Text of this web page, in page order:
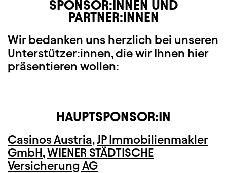
SPONSOR:INNEN UND
PARTNER:INNEN
Wir bedanken uns herzlich bei unseren
Unterstützer:innen, die wir Ihnen hier
präsentieren wollen:
HAUPTSPONSOR:IN
Casinos Austria,JP Immobilienmakler
GmbH,WIENER STÄDTISCHE
Versicherung AG